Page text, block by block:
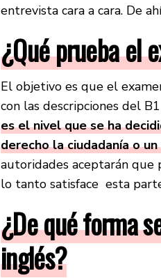
entrevista cara a cara. De
¿Qué prueba el
El objetivo es que el
con las descripciones del
es el nivel que se ha
derecho la ciudadanía o
autoridades aceptarán que
lo tanto satisface esta
¿De qué forma
inglés?